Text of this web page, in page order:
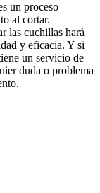
un proceso
al cortar.
las cuchillas hará
y eficacia. Y si
un servicio de
duda o problema